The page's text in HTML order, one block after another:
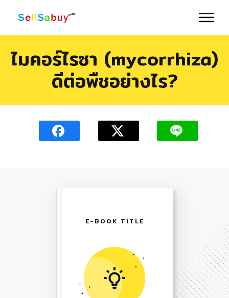
ไมคอร์ไรซา (mycorrhiza)
ดีต่อพืชอย่างไร?
E-BOOK TITLE